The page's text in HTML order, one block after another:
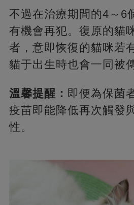
不過在治療期間的4～6
有機會再犯。復原的貓
者，意即恢復的貓咪若
貓于出生時也會一同被
溫馨提醒： 即便為保菌
疫苗即能降低再次觸發
性。